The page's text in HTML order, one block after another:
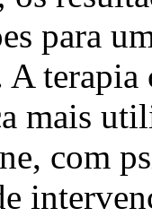
para
A
mais
com